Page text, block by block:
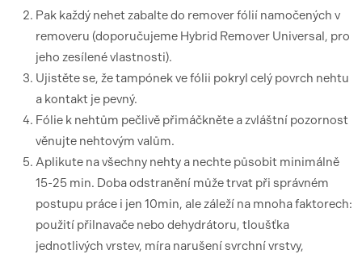
Pak každý nehet zabalte do remover fólií namočených v
removeru (doporučujeme Hybrid Remover Universal, pro
jeho zesílené vlastnosti).
Ujistěte se, že tampónek ve fólii pokryl celý povrch nehtu
a kontakt je pevný.
Fólie k nehtům pečlivě přimáčkněte a zvláštní pozornost
věnujte nehtovým valům.
Aplikute na všechny nehty a nechte působit minimálně
15-25 min. Doba odstranění může trvat při správném
postupu práce i jen 10min, ale záleží na mnoha faktorech:
použití přilnavače nebo dehydrátoru, tloušťka
jednotlivých vrstev, míra narušení svrchní vrstvy,